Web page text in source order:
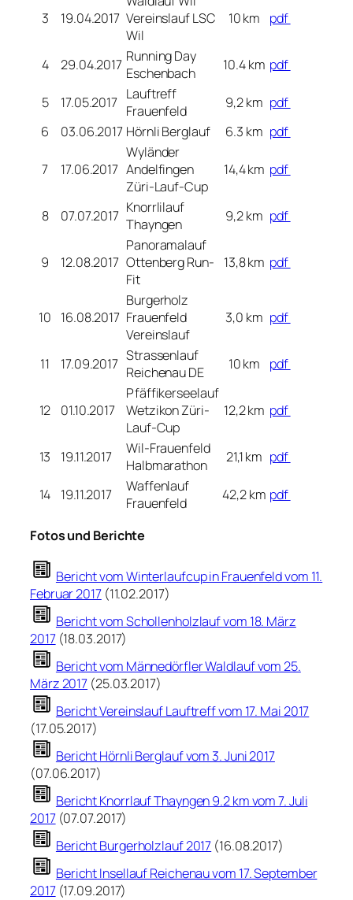
3 19.04.2017 Vereinslauf LSC
Wil
10 km pdf
4 29.04.2017 Running Day
Eschenbach
10.4 km pdf
5 17.05.2017 Lauftreff
Frauenfeld
9,2 km pdf
6
03.06.2017 Hörnli Berglauf 6.3 km pdf
7 17.06.2017
Wyländer
Andelfingen
Züri-Lauf-Cup
14,4 km pdf
8 07.07.2017 Knorrlilauf
Thayngen
9,2 km pdf
9 12.08.2017
Panoramalauf
Ottenberg Run-
Fit
13,8 km pdf
10 16.08.2017
Burgerholz
Frauenfeld
Vereinslauf
3,0 km pdf
11 17.09.2017 Strassenlauf
Reichenau DE
10 km pdf
12 01.10.2017
Pfäffikerseelauf
Wetzikon Züri-
Lauf-Cup
12,2 km pdf
13 19.11.2017
Wil-Frauenfeld
Halbmarathon
21,1 km pdf
14 19.11.2017
Waffenlauf
Frauenfeld
42,2 km pdf
Fotos und Berichte
Bericht vom Winterlaufcup in Frauenfeld vom 11.
Februar 2017 (11.02.2017)
Bericht vom Schollenholzlauf vom 18. März
2017 (18.03.2017)
Bericht vom Männedörfler Waldlauf vom 25.
März 2017 (25.03.2017)
Bericht Vereinslauf Lauftreff vom 17. Mai 2017
(17.05.2017)
Bericht Hörnli Berglauf vom 3. Juni 2017
(07.06.2017)
Bericht Knorrlauf Thayngen 9.2 km vom 7. Juli
2017 (07.07.2017)
Bericht Burgerholzlauf 2017 (16.08.2017)
Bericht Insellauf Reichenau vom 17. September
2017 (17.09.2017)